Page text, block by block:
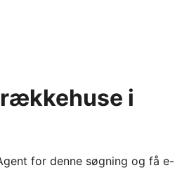
i
for denne søgning og få e-